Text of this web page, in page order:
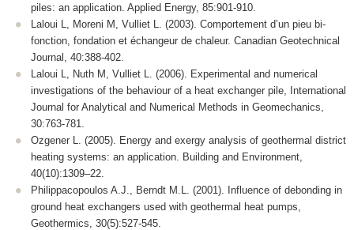
piles: an application. Applied Energy, 85:901-910.
Laloui L, Moreni M, Vulliet L. (2003). Comportement d’un pieu bi-
fonction, fondation et échangeur de chaleur. Canadian Geotechnical
Journal, 40:388-402.
Laloui L, Nuth M, Vulliet L. (2006). Experimental and numerical
investigations of the behaviour of a heat exchanger pile, International
Journal for Analytical and Numerical Methods in Geomechanics,
30:763-781.
Ozgener L. (2005). Energy and exergy analysis of geothermal district
heating systems: an application. Building and Environment,
40(10):1309–22.
Philippacopoulos A.J., Berndt M.L. (2001). Influence of debonding in
ground heat exchangers used with geothermal heat pumps,
Geothermics, 30(5):527-545.